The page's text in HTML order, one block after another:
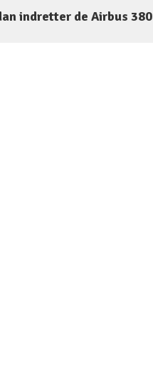
indretter de Airbus 380